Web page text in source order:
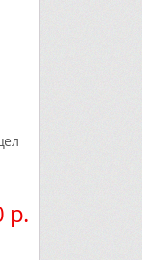
р.